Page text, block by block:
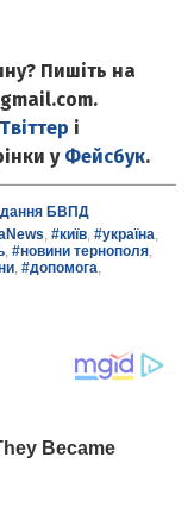
Пишіть на
Твіттер і
у Фейсбук.
БВПД
, #київ, #україна,
, #новини тернополя,
, #допомога,